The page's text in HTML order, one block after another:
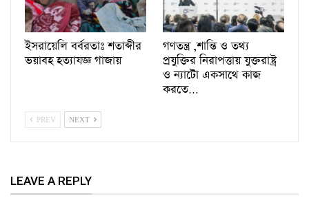
ইসরায়েলি বর্বরতাঃ শতাব্দীর
ভয়াবহ হত্যাযজ্ঞ গাজায়
গণতন্ত্র ,শান্তি ও তথ্য
প্রযুক্তির নিরাপত্তায় যুক্তরাষ্ট্র
ও ন্যাটো একসাথে কাজ
করতে…
PREV NEXT
LEAVE A REPLY